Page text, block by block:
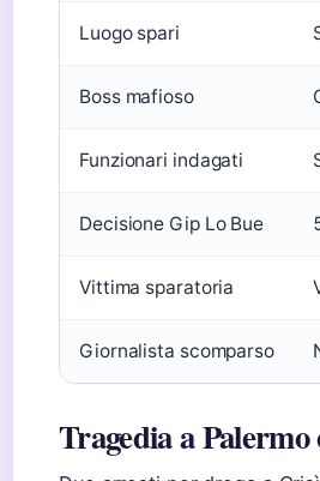
Luogo spari
Boss mafioso
Funzionari indagati
Decisione Gip Lo Bue
Vittima sparatoria
Giornalista scomparso
Tragedia a Palermo